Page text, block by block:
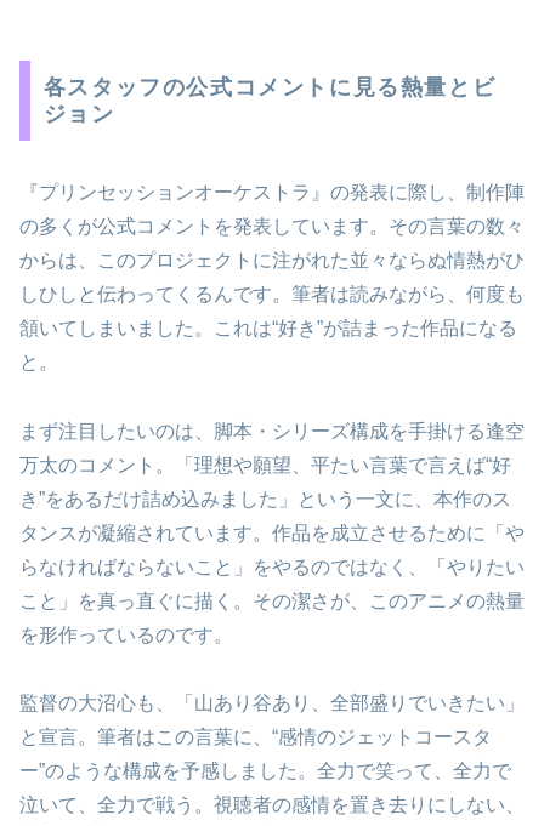
各スタッフの公式コメントに見る熱量とビ
ジョン
『プリンセッションオーケストラ』の発表に際し、制作陣
の多くが公式コメントを発表しています。その言葉の数々
からは、このプロジェクトに注がれた並々ならぬ情熱がひ
しひしと伝わってくるんです。筆者は読みながら、何度も
頷いてしまいました。これは“好き”が詰まった作品になる
と。
まず注目したいのは、脚本・シリーズ構成を手掛ける逢空
万太のコメント。「理想や願望、平たい言葉で言えば“好
き”をあるだけ詰め込みました」という一文に、本作のス
タンスが凝縮されています。作品を成立させるために「や
らなければならないこと」をやるのではなく、「やりたい
こと」を真っ直ぐに描く。その潔さが、このアニメの熱量
を形作っているのです。
監督の大沼心も、「山あり谷あり、全部盛りでいきたい」
と宣言。筆者はこの言葉に、“感情のジェットコースタ
ー”のような構成を予感しました。全力で笑って、全力で
泣いて、全力で戦う。視聴者の感情を置き去りにしない、